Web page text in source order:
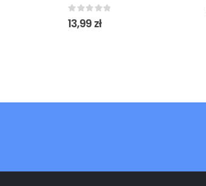
0out of 5
13,99 zł